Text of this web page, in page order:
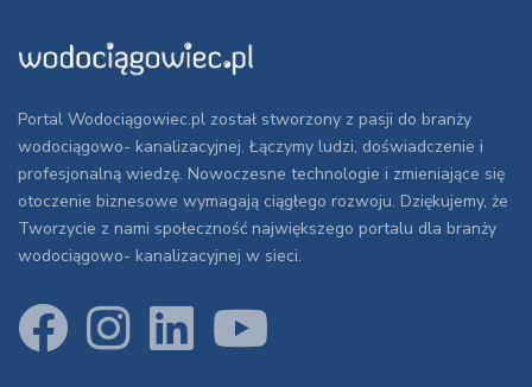
Portal Wodociągowiec.pl został stworzony z pasji do branży
wodociągowo- kanalizacyjnej. Łączymy ludzi, doświadczenie i
profesjonalną wiedzę. Nowoczesne technologie i zmieniające się
otoczenie biznesowe wymagają ciągłego rozwoju. Dziękujemy, że
Tworzycie z nami społeczność największego portalu dla branży
wodociągowo- kanalizacyjnej w sieci.